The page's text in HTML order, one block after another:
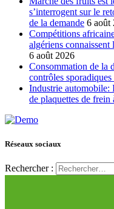
s’interrogent sur le
de la demande 6 août
Compétitions
algériens
6 août 2026
Consommation de la
contrôles
Industrie automobile:
de plaquettes de frein
Réseaux sociaux
Rechercher :